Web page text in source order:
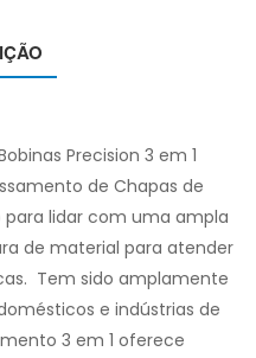
Precision 3 em 1
de Chapas de
para lidar com uma ampla
de material para atender
Tem sido amplamente
e indústrias de
3 em 1 oferece